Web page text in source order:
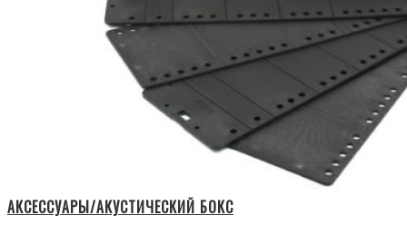
АКСЕССУАРЫ/АКУСТИЧЕСКИЙ БОКС